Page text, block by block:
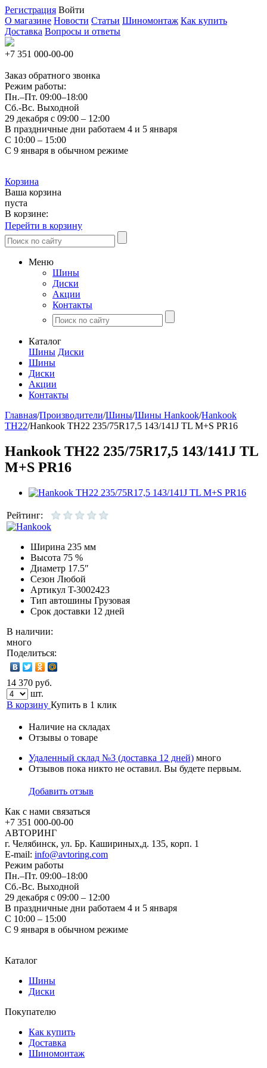
Регистрация Войти
О магазине Новости Статьи Шиномонтаж Как купить
Доставка Вопросы и ответы
+7 351 000-00-00
Заказ обратного звонка
Режим работы:
Пн.–Пт. 09:00–18:00
Сб.-Вс. Выходной
29 декабря с 09:00 – 12:00
В праздничные дни работаем 4 и 5 января
С 10:00 – 15:00
С 9 января в обычном режиме
Корзина
Ваша корзина
пуста
В корзине:
Перейти в корзину
Меню
Шины
Диски
Акции
Контакты
Каталог
Шины Диски
Шины
Диски
Акции
Контакты
Главная/Производители/Шины/Шины Hankook/Hankook
TH22/Hankook TH22 235/75R17,5 143/141J TL M+S PR16
Hankook TH22 235/75R17,5 143/141J TL
M+S PR16
Рейтинг:
Ширина 235 мм
Высота 75 %
Диаметр 17.5″
Сезон Любой
Артикул T-3002423
Тип автошины Грузовая
Срок доставки 12 дней
В наличии:
много
Поделиться:
14 370 руб.
шт.
В корзину Купить в 1 клик
Наличие на складах
Отзывы о товаре
Удаленный склад №3 (доставка 12 дней) много
Отзывов пока никто не оставил. Вы будете первым.
Добавить отзыв
Как с нами связаться
+7 351 000-00-00
АВТОРИНГ
г. Челябинск, ул. Бр. Кашириных,д. 135, корп. 1
E-mail: info@avtoring.com
Режим работы
Пн.–Пт. 09:00–18:00
Сб.-Вс. Выходной
29 декабря с 09:00 – 12:00
В праздничные дни работаем 4 и 5 января
С 10:00 – 15:00
С 9 января в обычном режиме
Каталог
Шины
Диски
Покупателю
Как купить
Доставка
Шиномонтаж